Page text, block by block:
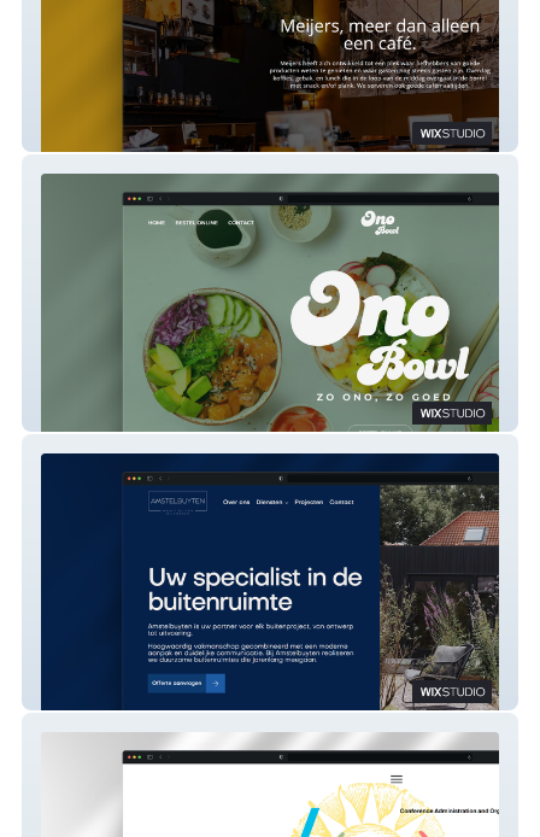
Cafe Meijers
Amstelbuyten